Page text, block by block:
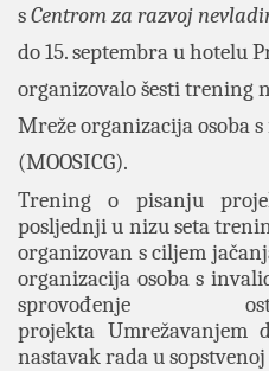
sCentrom za razvoj
do 15. septembra u hotelu
organizovalo šesti trening
Mreže organizacija osoba
(MOOSICG).
Trening o pisanju
posljednji u nizu seta
organizovan s ciljem
organizacija osoba s
sprovođenje
projekta
nastavak rada u